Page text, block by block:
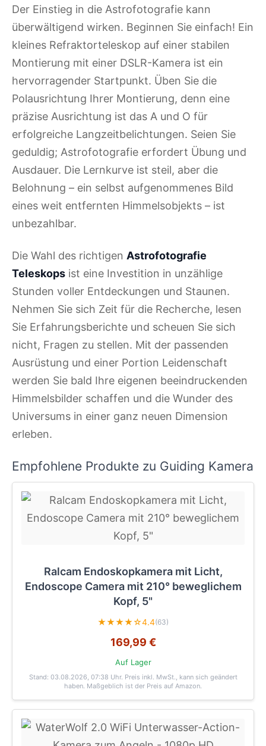
Der Einstieg in die Astrofotografie kann
überwältigend wirken. Beginnen Sie einfach! Ein
kleines Refraktorteleskop auf einer stabilen
Montierung mit einer DSLR-Kamera ist ein
hervorragender Startpunkt. Üben Sie die
Polausrichtung Ihrer Montierung, denn eine
präzise Ausrichtung ist das A und O für
erfolgreiche Langzeitbelichtungen. Seien Sie
geduldig; Astrofotografie erfordert Übung und
Ausdauer. Die Lernkurve ist steil, aber die
Belohnung – ein selbst aufgenommenes Bild
eines weit entfernten Himmelsobjekts – ist
unbezahlbar.
Die Wahl des richtigen Astrofotografie
Teleskops ist eine Investition in unzählige
Stunden voller Entdeckungen und Staunen.
Nehmen Sie sich Zeit für die Recherche, lesen
Sie Erfahrungsberichte und scheuen Sie sich
nicht, Fragen zu stellen. Mit der passenden
Ausrüstung und einer Portion Leidenschaft
werden Sie bald Ihre eigenen beeindruckenden
Himmelsbilder schaffen und die Wunder des
Universums in einer ganz neuen Dimension
erleben.
Empfohlene Produkte zu Guiding Kamera
Ralcam Endoskopkamera mit Licht,
Endoscope Camera mit 210° beweglichem
Kopf, 5"
★★★★☆4.4(63)
169,99 €
Auf Lager
Stand: 03.08.2026, 07:38 Uhr. Preis inkl. MwSt., kann sich geändert
haben. Maßgeblich ist der Preis auf Amazon.